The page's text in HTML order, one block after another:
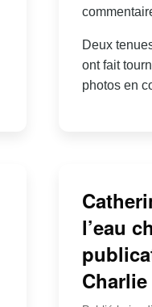
Deux
ont fait
photos en
l’eau